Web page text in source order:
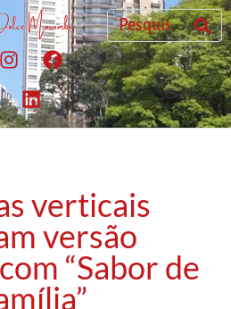
verticais
versão
“Sabor de